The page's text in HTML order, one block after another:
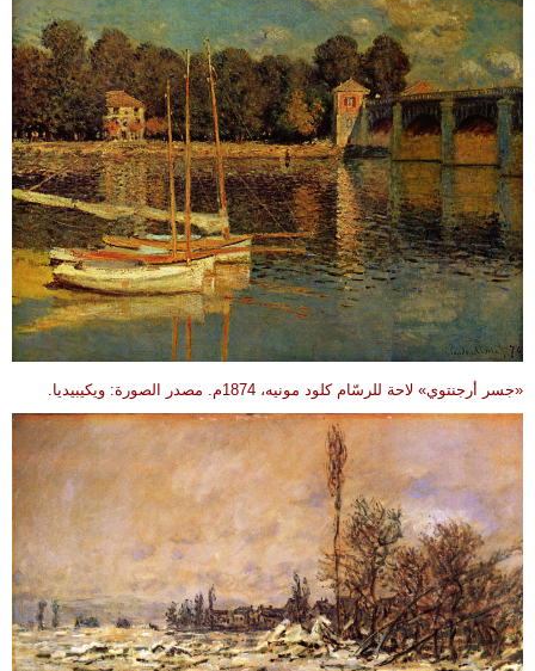
«جسر أرجنتوي» لاحة للرسّام كلود مونيه، 1874م. مصدر الصورة: ويكيبيديا.